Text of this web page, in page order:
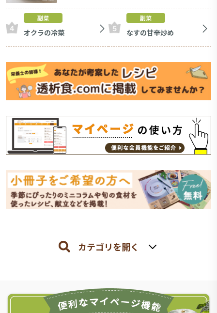
副菜
オクラの冷菜
副菜
なすの甘辛炒め
カテゴリを開く